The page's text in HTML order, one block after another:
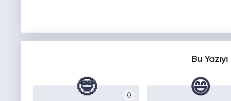
Bu
0
🤓 😄